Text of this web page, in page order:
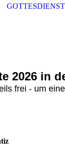
2026 in
frei - um